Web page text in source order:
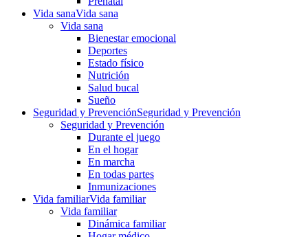
Vida sanaVida sana
Vida sana
Bienestar emocional
Deportes
Estado físico
Nutrición
Salud bucal
Sueño
Seguridad y PrevenciónSeguridad y Prevención
Seguridad y Prevención
Durante el juego
En el hogar
En marcha
En todas partes
Inmunizaciones
Vida familiarVida familiar
Vida familiar
Dinámica familiar